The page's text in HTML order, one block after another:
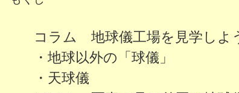
コラム 地球儀工場を見学しよ
・地球以外の「球儀」
・天球儀